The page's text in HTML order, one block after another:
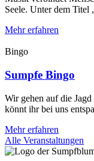
Seele. Unter dem Titel
Mehr erfahren
Bingo
Sumpfe Bingo
Wir gehen auf die
könnt ihr bei uns
Mehr erfahren
Alle Veranstaltungen